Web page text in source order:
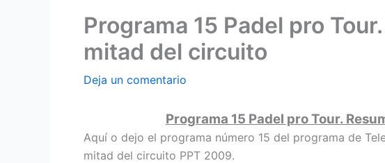
Programa 15 Padel pro
mitad del circuito
Deja un comentario
Programa 15 Padel pro Tour.
Aquí o dejo el programa número 15 del programa de
mitad del circuito PPT 2009.